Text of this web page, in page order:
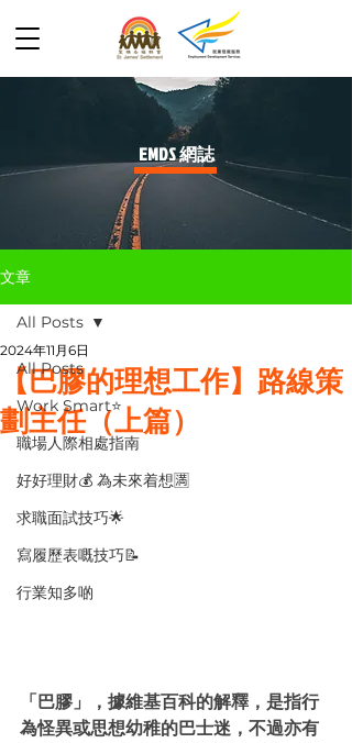
​EMDS 網誌
文章
All Posts
Work Smart⭐️
職場人際相處指南
好好理財💰 為未來着想🈵
求職面試技巧🌟
寫履歷表嘅技巧📝
行業知多啲
All Posts
【巴膠的理想工作】路線策
劃主任（上篇）
2024年11月6日
「巴膠」，據維基百科的解釋，是指行
為怪異或思想幼稚的巴士迷，不過亦有